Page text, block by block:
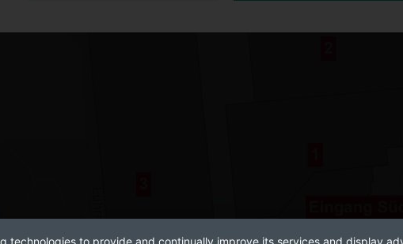
technologies to provide and continually improve its services and display